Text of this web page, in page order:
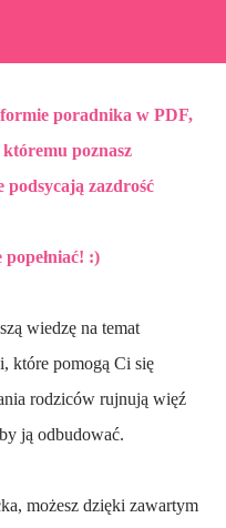
poradnika w PDF,
poznasz
podsycają zazdrość
:)
wiedzę na temat
które pomogą Ci się
rodziców rujnują więź
ją odbudować.
możesz dzięki zawartym